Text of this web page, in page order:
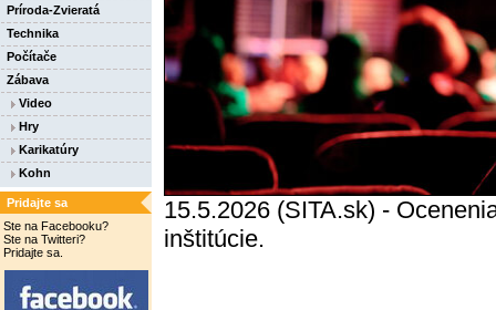
Príroda-Zvieratá
Technika
Počítače
Zábava
Video
Hry
Karikatúry
Kohn
Pridajte sa
Ste na Facebooku?
Ste na Twitteri?
Pridajte sa.
15.5.2026 (SITA.sk) -
inštitúcie.